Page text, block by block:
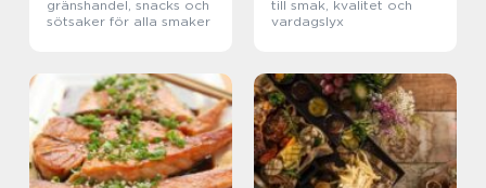
gränshandel, snacks och
sötsaker för alla smaker
till smak, kvalitet och
vardagslyx